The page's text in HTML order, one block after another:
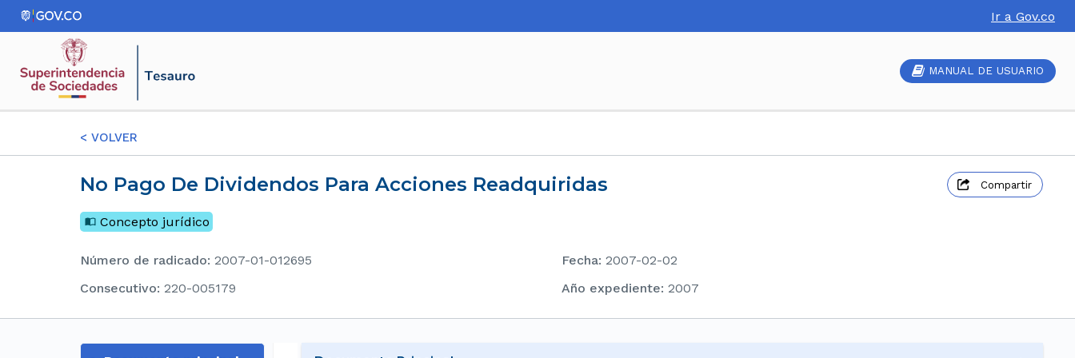
Ir a Gov.co
MANUAL DE USUARIO
< VOLVER
No Pago De Dividendos Para Acciones Readquiridas Compartir
Concepto jurídico
Número de radicado: 2007-01-012695 Fecha: 2007-02-02
consecutivo: 220-005179 Año expediente: 2007